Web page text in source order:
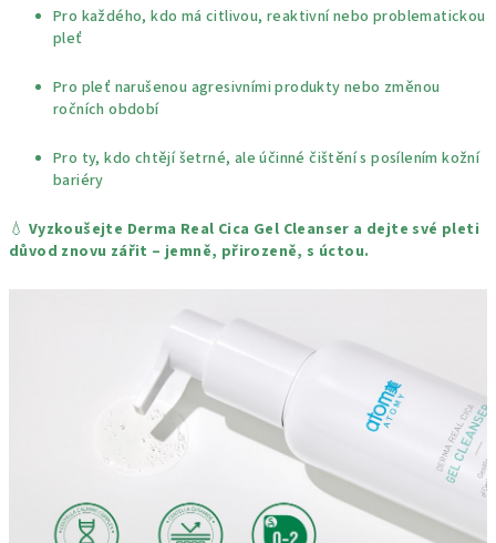
Pro každého, kdo má citlivou, reaktivní nebo problematickou
pleť
Pro pleť narušenou agresivními produkty nebo změnou
ročních období
Pro ty, kdo chtějí šetrné, ale účinné čištění s posílením kožní
bariéry
💧 Vyzkoušejte Derma Real Cica Gel Cleanser a dejte své pleti
důvod znovu zářit – jemně, přirozeně, s úctou.